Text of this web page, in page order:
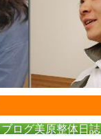
ブログ美原整体日誌